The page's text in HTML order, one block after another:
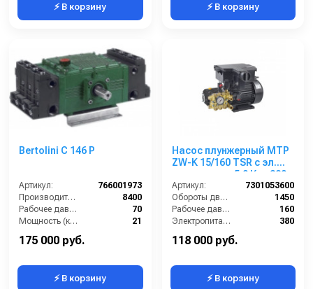
⚡ В корзину ⚡ В корзину
Bertolini С 146 Р
Артикул:
766001973
Производительность (л/ч):
8400
Рабочее давление (бар):
70
Мощность (кВт):
21
175 000 руб.
⚡ В корзину
Насос плунжерный MTP
ZW-K 15/160 TSR с эл.
двигателем 5,0 Квт 380
В
Артикул:
7301053600
Обороты двигателя (об/мин):
1450
Рабочее давление (бар):
160
Электропитание (В):
380
118 000 руб.
⚡ В корзину